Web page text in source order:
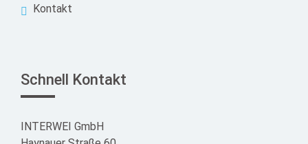
Kontakt
Schnell Kontakt
INTERWEI GmbH